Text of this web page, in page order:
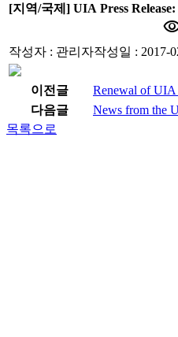
[지역/국제] UIA Press
작성자 : 관리자작성일 : 2017-
이전글
Renewal of
다음글
News from the
목록으로